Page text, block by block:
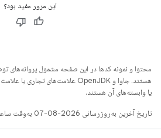
این مرور مفید بود؟
محتوا و نمونه کدها در این صفحه مشمول پروانه‌های
یا وابسته‌های آن هستند.
تاریخ آخرین به‌روزرسانی 2026-08-07 به‌وقت ساعت هماهنگ جهانی.